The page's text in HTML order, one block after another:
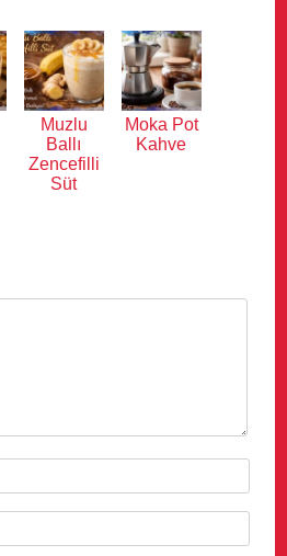
Muzlu
Ballı
Zencefilli
Süt
Moka Pot
Kahve